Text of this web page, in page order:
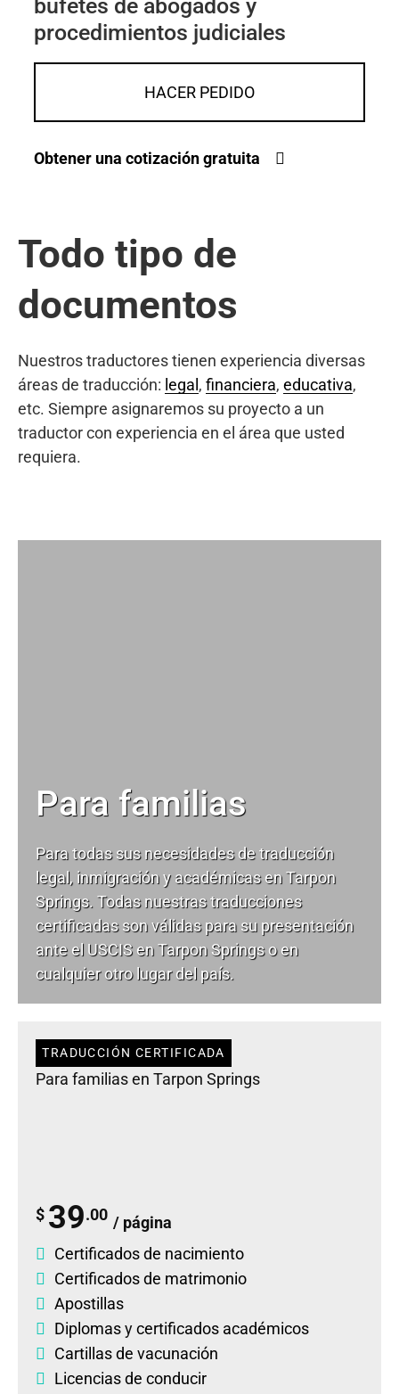
bufetes de abogados y
procedimientos judiciales
HACER PEDIDO
Obtener una cotización gratuita
Todo tipo de
documentos
Nuestros traductores tienen experiencia diversas
áreas de traducción: legal , financiera, educativa,
etc. Siempre asignaremos su proyecto a un
traductor con experiencia en el área que usted
requiera.
Para familias
Para todas sus necesidades detraducción
legal, inmigración y académicas en Tarpon
Springs. Todas nuestras traducciones
certificadas son válidas para su presentación
ante el USCIS en Tarpon Springs o en
cualquier otro lugar del país.
TRADUCCIÓN CERTIFICADA
Para familias en Tarpon Springs
$ 39.00 / página
Certificados de nacimiento
Certificados de matrimonio
Apostillas
Diplomasycertificados académicos
Cartillas de vacunación
Licencias de conducir